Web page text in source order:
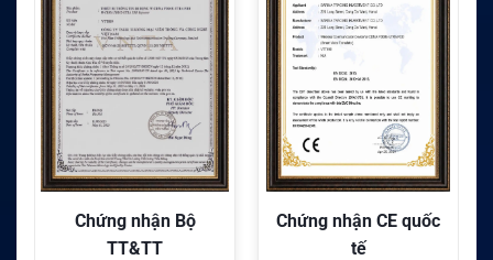
Chứng nhận CE quốc
tế
Chứng nhận FC quốc
tế